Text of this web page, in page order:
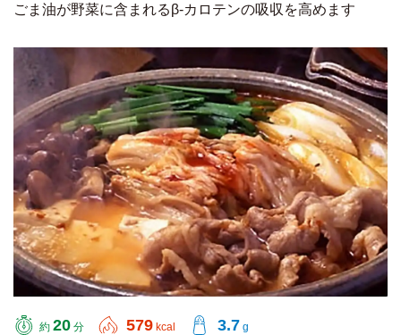
ごま油が野菜に含まれるβ-カロテンの吸収を高めます
約 20 分 579 kcal 3.7 g